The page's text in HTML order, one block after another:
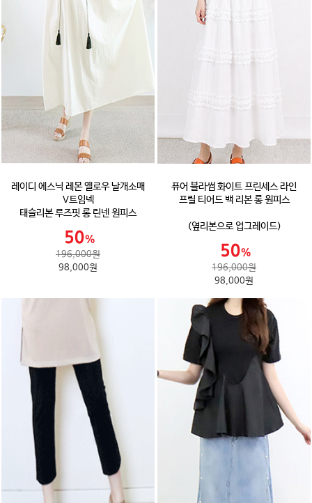
레이디 에스닉 레몬 옐로우 날개소매
V트임넥
태슬리본 루즈핏 롱 린넨 원피스
196,000원
98,000원
퓨어 블라썸 화이트 프린세스 라인
프릴 티어드 백 리본 롱 원피스
(옆리본으로 업그레이드)
196,000원
98,000원